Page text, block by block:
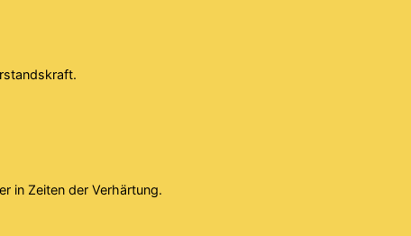
in Zeiten der Verhärtung.